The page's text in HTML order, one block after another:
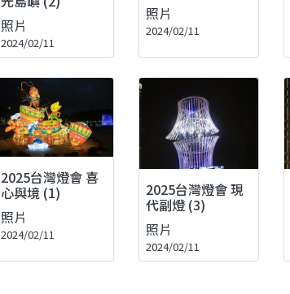
照片
2024/02/11
照片
2024/02/11
2025台灣燈會 喜
心與境 (1)
照片
2024/02/11
2025台灣燈會 現
代副燈 (3)
照片
2024/02/11